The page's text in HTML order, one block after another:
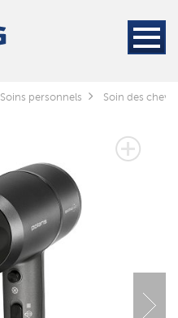
Soins personnels Soin des